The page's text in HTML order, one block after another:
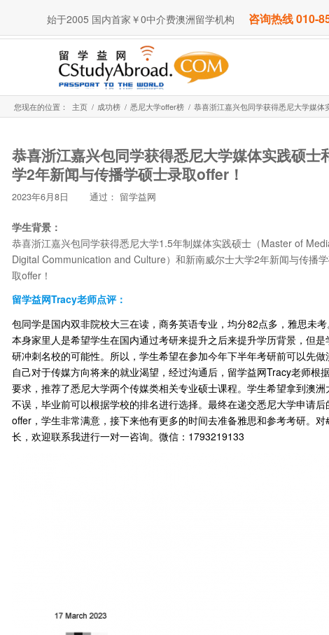
始于2005 国内首家￥0中介费澳洲留学机构 咨询热线 010-
您现在的位置： 主页 / 成功榜 / 悉尼大学offer榜 / 恭喜浙江嘉兴包同学获得悉尼大学媒体
恭喜浙江嘉兴包同学获得悉尼大学媒体实践硕
学2年新闻与传播学硕士录取offer！
2023年6月8日 通过： 留学益网
学生背景：
恭喜浙江嘉兴包同学获得悉尼大学1.5年制媒体实践硕士（Master of
Digital Communication and Culture）和新南威尔士大学2年新闻与传播
取offer！
留学益网Tracy老师点评：
包同学是国内双非院校大三在读，商务英语专业，均分82点多，雅思未
本身家里人是希望学生在国内通过考研来提升之后来提升学历背景，但
研冲刺名校的可能性。所以，学生希望在参加今年下半年考研前可以先
自己对于传媒方向将来的就业渴望，经过沟通后，留学益网Tracy老师
要求，推荐了悉尼大学两个传媒类相关专业硕士课程。学生希望拿到澳
不误，毕业前可以根据学校的排名进行选择。最终在递交悉尼大学申请
offer，学生非常满意，接下来他有更多的时间去准备雅思和参考考研。
长，欢迎联系我进行一对一咨询。微信：1793219133